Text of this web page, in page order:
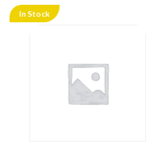
In Stock